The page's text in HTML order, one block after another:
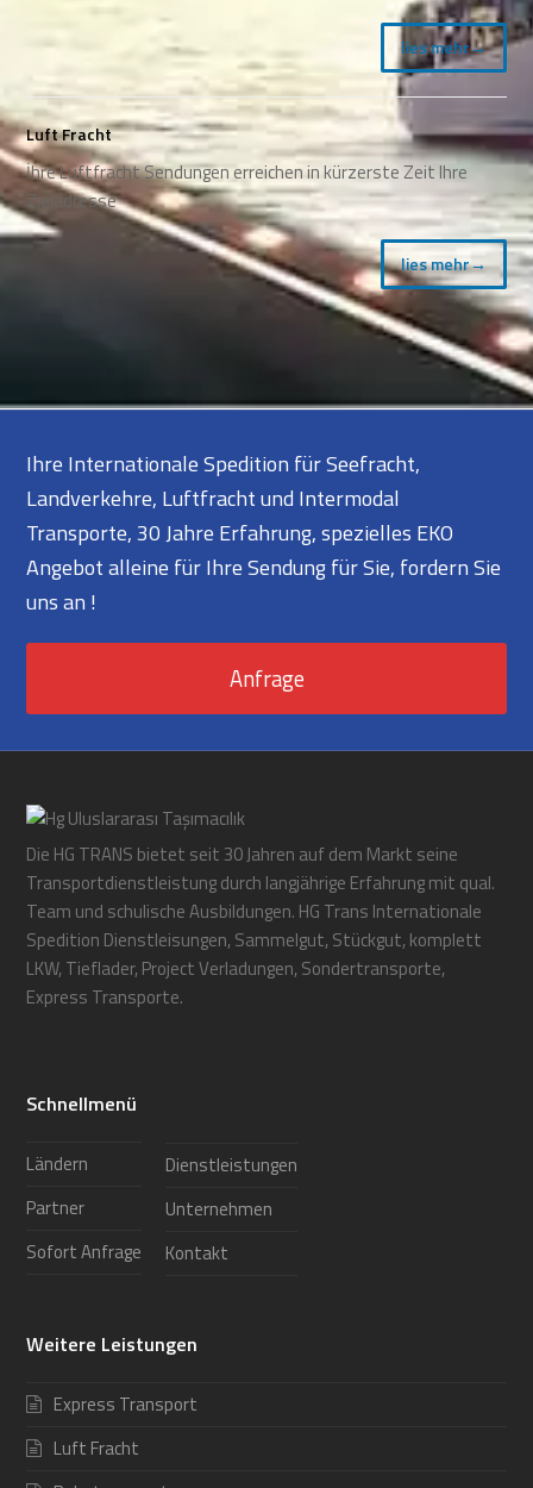
lies mehr→
Luft Fracht
İhre Luftfracht Sendungen erreichen in kürzerste Zeit Ihre
Zieladresse
lies mehr→
Ihre Internationale Spedition für Seefracht,
Landverkehre, Luftfracht und Intermodal
Transporte, 30 Jahre Erfahrung, spezielles EKO
Angebot alleine für Ihre Sendung für Sie, fordern Sie
uns an !
Anfrage
Die HG TRANS bietet seit 30 Jahren auf dem Markt seine
Transportdienstleistung durch langjährige Erfahrung mit qual.
Team und schulische Ausbildungen. HG Trans Internationale
Spedition Dienstleisungen, Sammelgut, Stückgut, komplett
LKW, Tieflader, Project Verladungen, Sondertransporte,
Express Transporte.
Schnellmenü
Ländern
Partner
Sofort Anfrage
Dienstleistungen
Unternehmen
Kontakt
Weitere Leistungen
Express Transport
Luft Fracht